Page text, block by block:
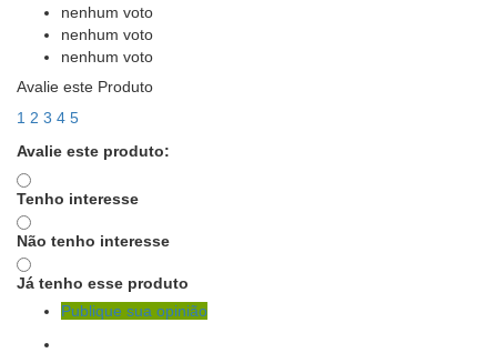
nenhum voto
nenhum voto
nenhum voto
Avalie este Produto
1 2 3 4 5
Avalie este produto:
Tenho interesse
Não tenho interesse
Já tenho esse produto
Publique sua opinião